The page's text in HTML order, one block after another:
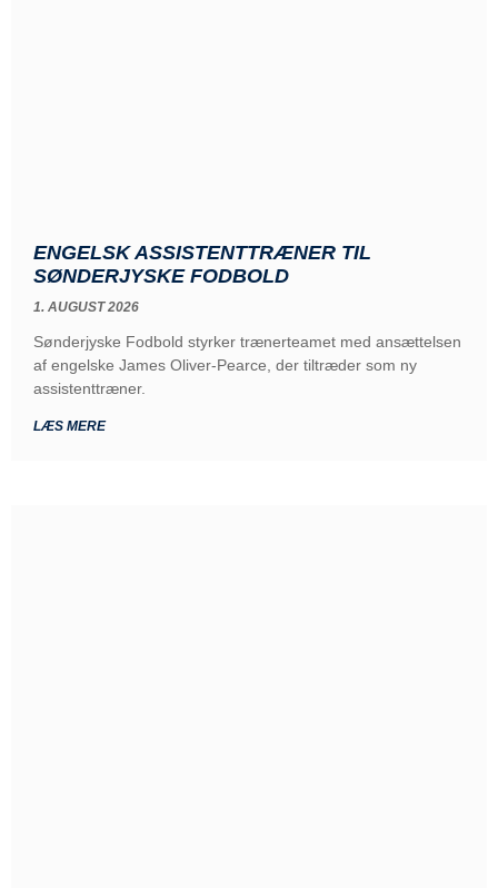
ENGELSK ASSISTENTTRÆNER TIL
SØNDERJYSKE FODBOLD
1. AUGUST 2026
Sønderjyske Fodbold styrker trænerteamet med ansættelsen
af engelske James Oliver-Pearce, der tiltræder som ny
assistenttræner.
LÆS MERE